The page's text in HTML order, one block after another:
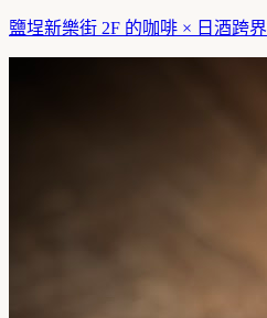
鹽埕新樂街 2F 的咖啡 × 日酒跨界